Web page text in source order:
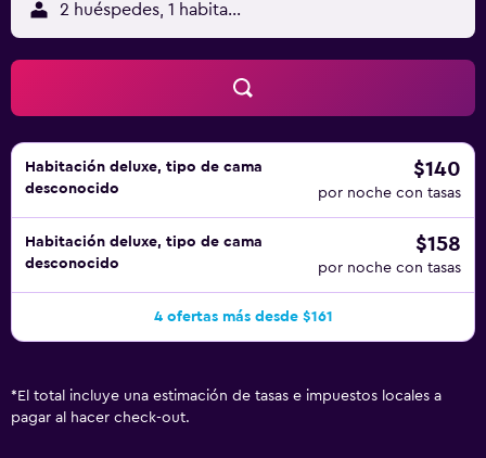
2 huéspedes, 1 habitación
Habitación deluxe, tipo de cama
desconocido
$140
por noche con tasas
Habitación deluxe, tipo de cama
desconocido
$158
por noche con tasas
4 ofertas más desde $161
* El total incluye una estimación de tasas e impuestos locales a
pagar al hacer check-out.